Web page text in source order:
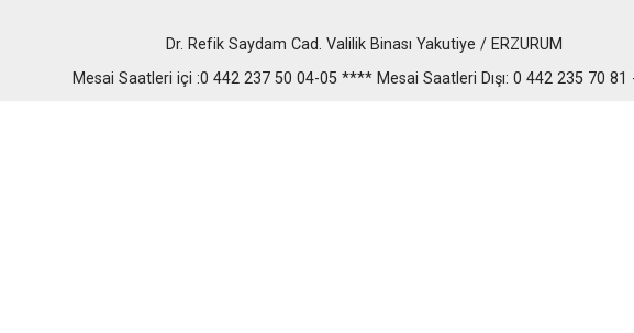
Dr. Refik Saydam Cad. Valilik Binası Yakutiye / ERZURUM
Mesai Saatleri içi :0 442 237 50 04-05 **** Mesai Saatleri Dışı: 0 442 235 70 81